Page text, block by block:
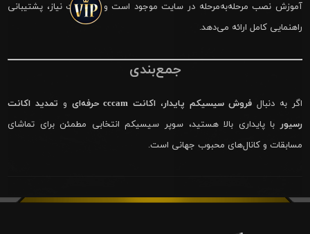
آموزش نصب مرحله‌به‌مرحله در سایت موجود است و در صورت نیاز، پشتیبانی
راهنمایی کامل ارائه می‌دهد.
جمع‌بندی
اگر به دنبال فروش سیسیکم پایدار، اکانت cccam حرفه‌ای و تمدید اکانت
رسیور با پایداری بالا هستید، سوپر سیسیکم انتخابی مطمئن برای تماشای
مسابقات و کانال‌های محبوب جهانی است.